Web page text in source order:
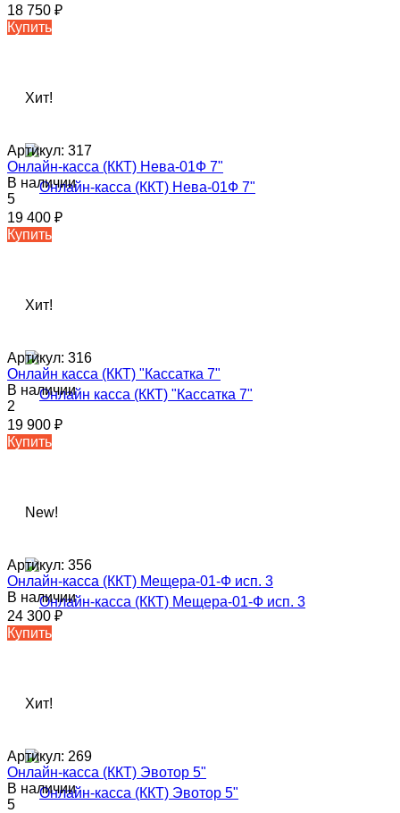
18 750 ₽
Купить
Хит!
Артикул: 317
Онлайн-касса (ККТ) Нева-01Ф 7"
В наличии
5
19 400 ₽
Купить
Хит!
Артикул: 316
Онлайн касса (ККТ) "Кассатка 7"
В наличии
2
19 900 ₽
Купить
New!
Артикул: 356
Онлайн-касса (ККТ) Мещера-01-Ф исп. 3
В наличии
24 300 ₽
Купить
Хит!
Артикул: 269
Онлайн-касса (ККТ) Эвотор 5"
В наличии
5